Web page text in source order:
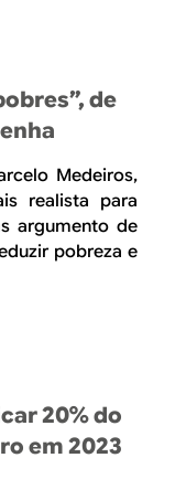
de
Medeiros,
realista para
argumento de
pobreza e
20% do
em 2023